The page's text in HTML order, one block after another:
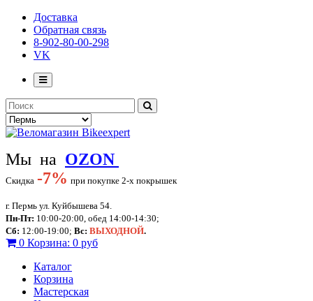
Доставка
Обратная связь
8-902-80-00-298
VK
Мы на OZON
Скидка -7% при покупке 2-х покрышек
г. Пермь ул. Куйбышева 54.
Пн-Пт: 10:00-20:00, обед 14:00-14:30;
Сб: 12:00-19:00; Вс: ВЫХОДНОЙ.
0 Корзина: 0 руб
Каталог
Корзина
Мастерская